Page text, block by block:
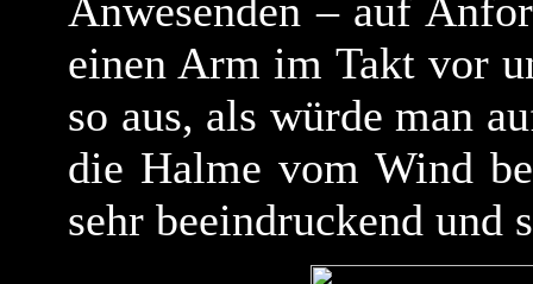
Anwesenden – auf
einen Arm im Takt vor
so aus, als würde man
die Halme vom Wind
sehr beeindruckend und